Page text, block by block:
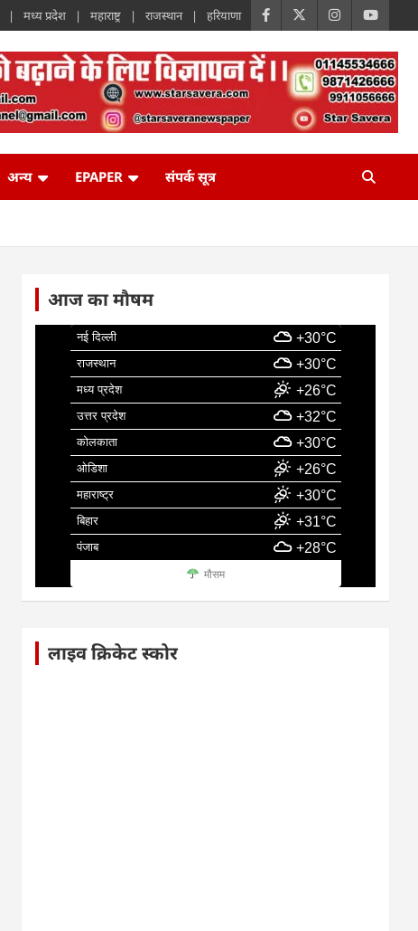
मध्य प्रदेश महाराष्ट्र राजस्थान हरियाणा
अन्य EPAPER संपर्क सूत्र
आज का मौषम
नई दिल्ली +30°C
राजस्थान +30°C
मध्य प्रदेश +26°C
उत्तर प्रदेश +32°C
कोलकाता +30°C
ओडिशा +26°C
महाराष्ट्र +30°C
बिहार +31°C
पंजाब +28°C
मौसम
लाइव क्रिकेट स्कोर